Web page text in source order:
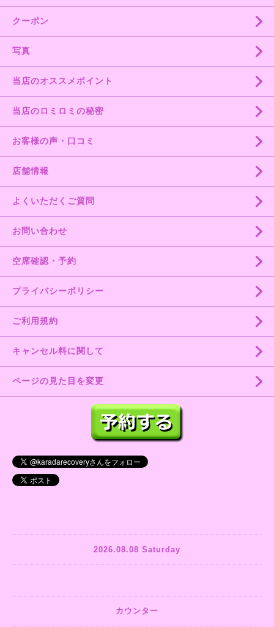
クーポン
写真
当店のオススメポイント
当店のロミロミの秘密
お客様の声・口コミ
店舗情報
よくいただくご質問
お問い合わせ
空席確認・予約
プライバシーポリシー
ご利用規約
キャンセル料に関して
ページの見た目を変更
2026.08.08 Saturday
カウンター